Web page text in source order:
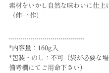
素材をいかし自然な味わいに仕上
（伸一 作）
--------------------------------------
*内容量：160g入
*包装・のし：不可（袋が必要な
備考欄にてご用命下さい）